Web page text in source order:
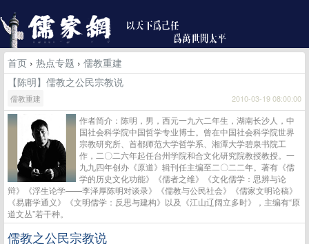
首页 › 热点专题 › 儒教重建
【陈明】儒教之公民宗教说
儒教重建 2010-03-19 08:00:00
作者简介：陈明，男，西元一九六二年生，湖南长沙人，中
国社会科学院中国哲学专业博士。曾在中国社会科学院世界
宗教研究所、首都师范大学哲学系、湘潭大学碧泉书院工
作，二〇二六年起任台州学院和合文化研究院教授教授。一
九九四年创办《原道》辑刊任主编至二〇二二年。著有《儒
学的历史文化功能》《儒者之维》《文化儒学：思辨与论
辩》《浮生论学——李泽厚陈明对谈录》《儒教与公民社会》《儒家文明论稿》
《易庸学通义》《文明儒学：反思与建构》以及《江山辽阔立多时》，主编有“原
道文丛”若干种。
儒教之公民宗教说